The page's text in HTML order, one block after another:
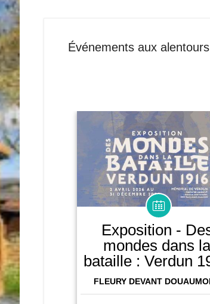
Événements aux alentours